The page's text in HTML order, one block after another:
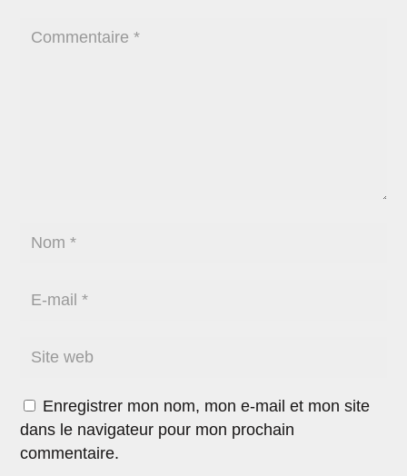
Enregistrer mon nom, mon e-mail et mon site
dans le navigateur pour mon prochain
commentaire.